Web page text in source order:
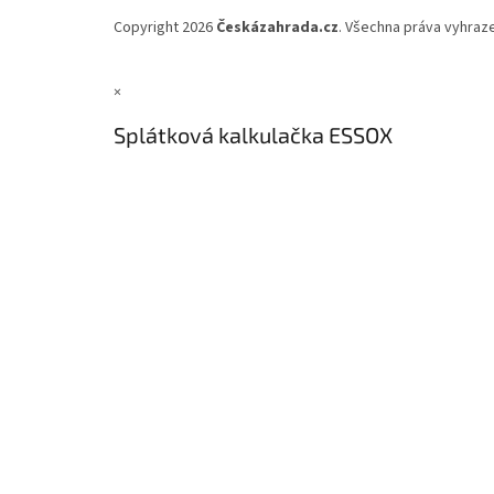
Copyright 2026 Českázahrada.cz. Všechna práva
×
Splátková kalkulačka ESSOX